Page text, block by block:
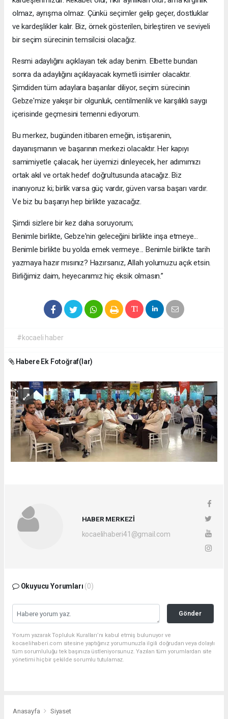
olmaz, ayrışma olmaz. Çünkü seçimler gelip geçer, dostluklar
ve kardeşlikler kalır. Biz, örnek gösterilen, birleştiren ve seviyeli
bir seçim sürecinin temsilcisi olacağız.
Resmi adaylığını açıklayan tek aday benim. Elbette bundan
sonra da adaylığını açıklayacak kıymetli isimler olacaktır.
Şimdiden tüm adaylara başarılar diliyor, seçim sürecinin
Gebze'mize yakışır bir olgunluk, centilmenlik ve karşılıklı saygı
içerisinde geçmesini temenni ediyorum.
Bu merkez, bugünden itibaren emeğin, istişarenin,
dayanışmanın ve başarının merkezi olacaktır. Her kapıyı
samimiyetle çalacak, her üyemizi dinleyecek, her adımımızı
ortak akıl ve ortak hedef doğrultusunda atacağız. Biz
inanıyoruz ki; birlik varsa güç vardır, güven varsa başarı vardır.
Ve biz bu başarıyı hep birlikte yazacağız.
Şimdi sizlere bir kez daha soruyorum;
Benimle birlikte, Gebze'nin geleceğini birlikte inşa etmeye...
Benimle birlikte bu yolda emek vermeye... Benimle birlikte tarih
yazmaya hazır mısınız? Hazırsanız, Allah yolumuzu açık etsin.
Birliğimiz daim, heyecanımız hiç eksik olmasın.”
#kocaeli haber
Habere Ek Fotoğraf(lar)
HABER MERKEZİ
kocaelihaberi41@gmail.com
Okuyucu Yorumları (0)
Gönder
Yorum yazarak Topluluk Kuralları’nı kabul etmiş bulunuyor ve
kocaelihaberi.com sitesine yaptığınız yorumunuzla ilgili doğrudan veya dolaylı
tüm sorumluluğu tek başınıza üstleniyorsunuz. Yazılan tüm yorumlardan site
yönetimi hiçbir şekilde sorumlu tutulamaz.
Anasayfa Siyaset